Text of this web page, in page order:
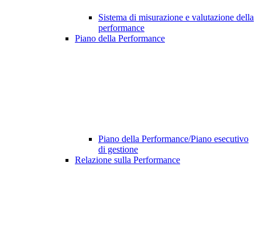
Sistema di misurazione e valutazione della
performance
Piano della Performance
Piano della Performance/Piano esecutivo
di gestione
Relazione sulla Performance